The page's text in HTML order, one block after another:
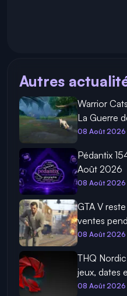
Autres
Warrior
La Guerre
08 Août 2026
Pédantix
Août 2026
08 Août 2026
GTA V
ventes
08 Août 2026
THQ
jeux, dates
08 Août 2026